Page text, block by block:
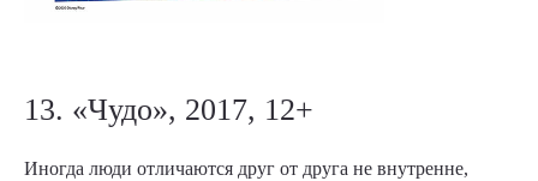
13. «Чудо», 2017, 12+
Иногда люди отличаются друг от друга не внутренне,